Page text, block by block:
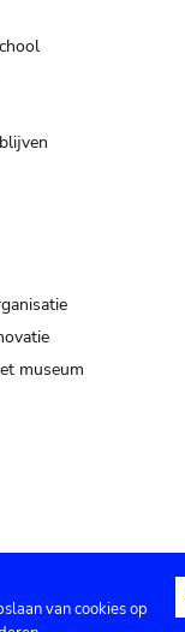
pot
museum
van cookies op